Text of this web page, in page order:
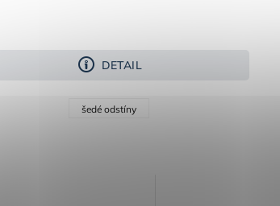
DETAIL
šedé odstíny